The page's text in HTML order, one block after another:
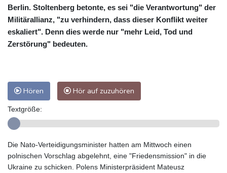
Berlin. Stoltenberg betonte, es sei "die Verantwortung" der
Militärallianz, "zu verhindern, dass dieser Konflikt weiter
eskaliert". Denn dies werde nur "mehr Leid, Tod und
Zerstörung" bedeuten.
Hören Hör auf zuzuhören
Textgröße:
Die Nato-Verteidigungsminister hatten am Mittwoch einen
polnischen Vorschlag abgelehnt, eine "Friedensmission" in die
Ukraine zu schicken. Polens Ministerpräsident Mateusz